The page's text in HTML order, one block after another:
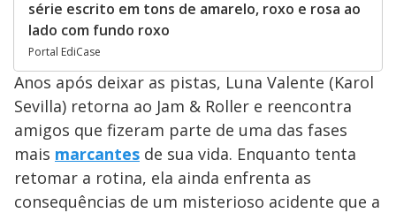
série escrito em tons de amarelo, roxo e rosa ao
lado com fundo roxo
Portal EdiCase
Anos após deixar as pistas, Luna Valente (Karol
Sevilla) retorna ao Jam & Roller e reencontra
amigos que fizeram parte de uma das fases
mais marcantes de sua vida. Enquanto tenta
retomar a rotina, ela ainda enfrenta as
consequências de um misterioso acidente que a